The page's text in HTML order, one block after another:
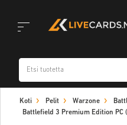
navigation
Koti Pelit Warzone
Battlefield 3 Premium Edition PC